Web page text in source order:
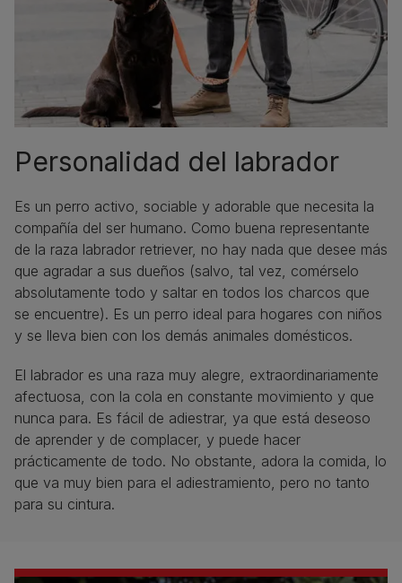
Personalidad del labrador
Es un perro activo, sociable y adorable que necesita la
compañía del ser humano. Como buena representante
de la raza labrador retriever, no hay nada que desee más
que agradar a sus dueños (salvo, tal vez, comérselo
absolutamente todo y saltar en todos los charcos que
se encuentre). Es un perro ideal para hogares con niños
y se lleva bien con los demás animales domésticos.
El labrador es una raza muy alegre, extraordinariamente
afectuosa, con la cola en constante movimiento y que
nunca para. Es fácil de adiestrar, ya que está deseoso
de aprender y de complacer, y puede hacer
prácticamente de todo. No obstante, adora la comida, lo
que va muy bien para el adiestramiento, pero no tanto
para su cintura.